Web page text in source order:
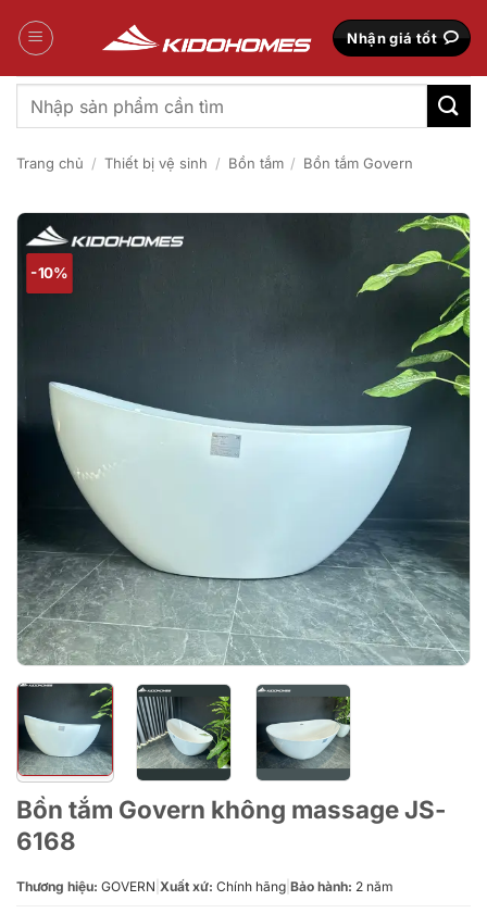
qua
Nhận giá tốt
Tìm
kiếm:
Trang chủ / Thiết bị vệ sinh / Bồn tắm / Bồn tắm Govern
-10%
Bồn tắm Govern không massage JS-
6168
Thương hiệu: GOVERN Xuất xứ: Chính hãng Bảo hành: 2 năm